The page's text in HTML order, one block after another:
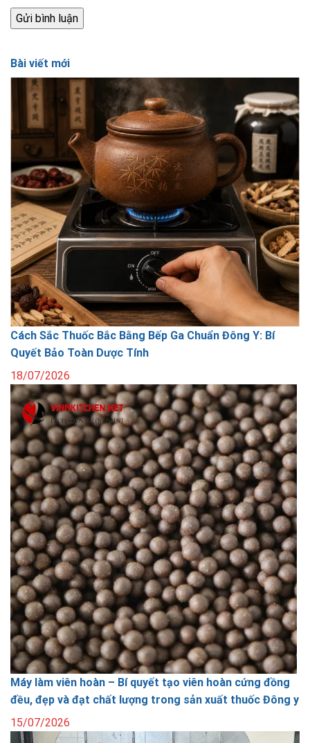
Bài viết mới
Cách Sắc Thuốc Bắc Bằng Bếp Ga Chuẩn Đông Y: Bí
Quyết Bảo Toàn Dược Tính
18/07/2026
Máy làm viên hoàn – Bí quyết tạo viên hoàn cứng đồng
đều, đẹp và đạt chất lượng trong sản xuất thuốc Đông y
15/07/2026